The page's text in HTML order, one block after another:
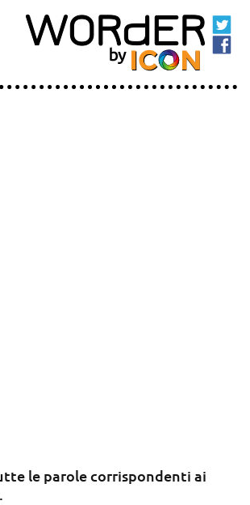
le parole corrispondenti ai